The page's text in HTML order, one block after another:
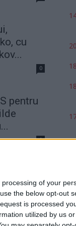
of your
the below opt-out
is processed
utilized by us
cu
0
pentru
1
din